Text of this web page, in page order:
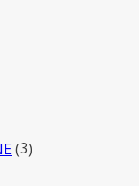
3товара